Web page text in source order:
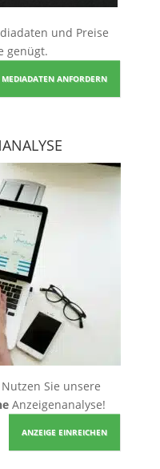
und Preise
genügt.
MEDIADATEN ANFORDERN
Sie unsere
Anzeigenanalyse!
ANZEIGE EINREICHEN